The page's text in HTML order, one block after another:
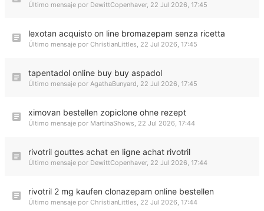
Último mensaje por DewittCopenhaver, 22 Jul 2026, 17:45
lexotan acquisto on line bromazepam senza ricetta
Último mensaje por ChristianLittles, 22 Jul 2026, 17:45
tapentadol online buy buy aspadol
Último mensaje por AgathaBunyard, 22 Jul 2026, 17:45
ximovan bestellen zopiclone ohne rezept
Último mensaje por MartinaShows, 22 Jul 2026, 17:44
rivotril gouttes achat en ligne achat rivotril
Último mensaje por DewittCopenhaver, 22 Jul 2026, 17:44
rivotril 2 mg kaufen clonazepam online bestellen
Último mensaje por ChristianLittles, 22 Jul 2026, 17:44